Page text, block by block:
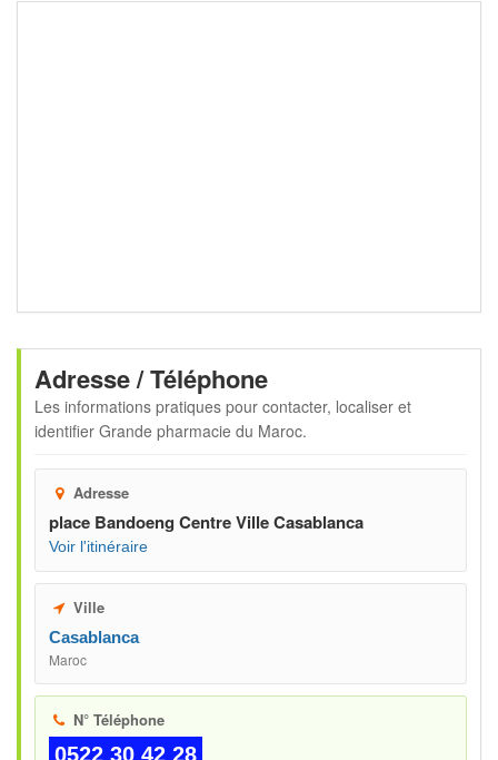
Adresse / Téléphone
Les informations pratiques pour contacter, localiser et
identifier Grande pharmacie du Maroc.
Adresse
place Bandoeng Centre Ville Casablanca
Voir l'itinéraire
Ville
Casablanca
Maroc
N° Téléphone
0522 30 42 28